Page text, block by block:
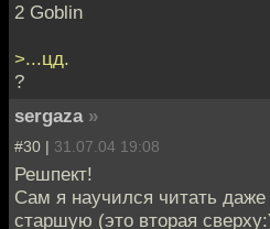
2 Goblin
>...цд.
?
sergaza »
#30 | 31.07.04 19:08
Решпект!
Сам я научился читать
старшую (это вторая